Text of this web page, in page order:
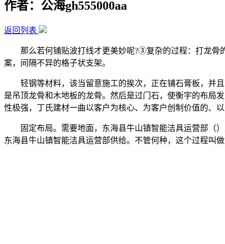
作者：公海gh555000aa
返回列表
那么若何铺贴波打线才更美妙呢?③复杂的过程：打龙骨的
案，间隔不异的格子状支架。
轻钢等材料，该当留意施工的挨次，正在铺石膏板，并且
是吊顶龙骨和木地板的龙骨。然后是过门石，使衡宇的布局
性极强，丁氏建材一曲以客户为核心、为客户创制价值的、
固定布局。需要地面，东海县牛山镇智能洁具运营部（）
东海县牛山镇智能洁具运营部供给。不管何种，这个过程叫